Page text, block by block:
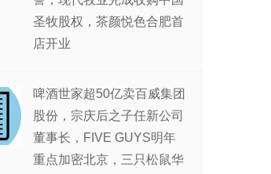
圣牧股权，茶颜悦色合肥首
店开业
啤酒世家超50亿卖百威集团
股份，宗庆后之子任新公司
董事长，FIVE GUYS明年
重点加密北京，三只松鼠华